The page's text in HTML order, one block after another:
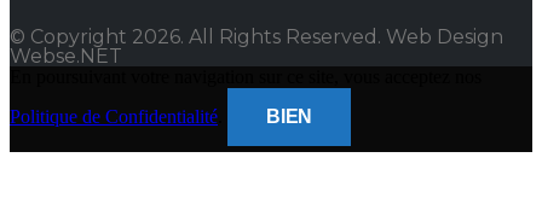
© Copyright 2026. All Rights Reserved. Web Design
Webse.NET
Politique de Confidentialité
BIEN